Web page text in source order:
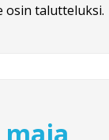
osin talutteluksi.